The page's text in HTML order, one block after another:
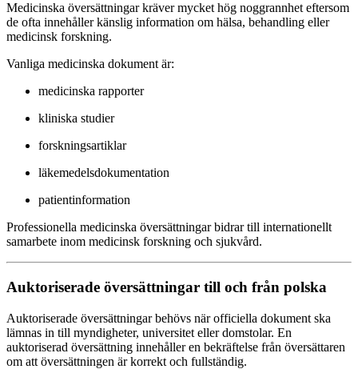
Medicinska översättningar kräver mycket hög noggrannhet eftersom
de ofta innehåller känslig information om hälsa, behandling eller
medicinsk forskning.
Vanliga medicinska dokument är:
medicinska rapporter
kliniska studier
forskningsartiklar
läkemedelsdokumentation
patientinformation
Professionella medicinska översättningar bidrar till internationellt
samarbete inom medicinsk forskning och sjukvård.
Auktoriserade översättningar till och från polska
Auktoriserade översättningar behövs när officiella dokument ska
lämnas in till myndigheter, universitet eller domstolar. En
auktoriserad översättning innehåller en bekräftelse från översättaren
om att översättningen är korrekt och fullständig.